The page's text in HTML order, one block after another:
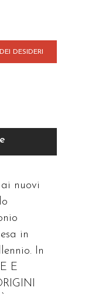
DESIDERI
nuovi
in
In
E